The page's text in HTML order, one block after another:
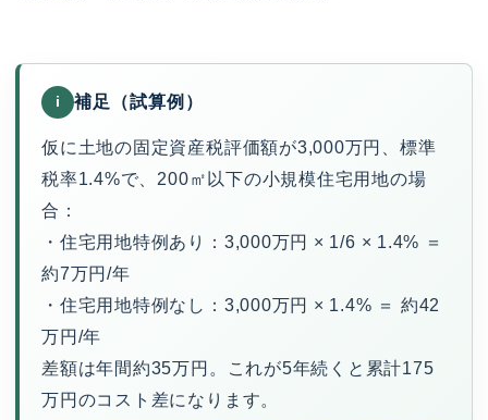
i 補足（試算例）
仮に土地の固定資産税評価額が3,000万円、標準
税率1.4%で、200㎡以下の小規模住宅用地の場
合：
・住宅用地特例あり：3,000万円 × 1/6 × 1.4% ＝
約7万円/年
・住宅用地特例なし：3,000万円 × 1.4% ＝ 約42
万円/年
差額は年間約35万円。これが5年続くと累計175
万円のコスト差になります。